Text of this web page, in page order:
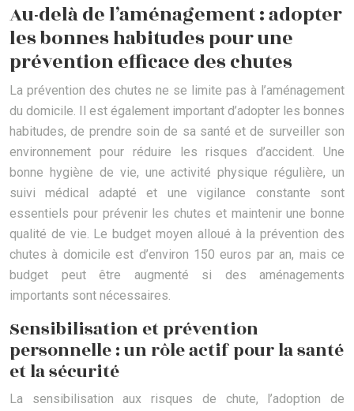
Au-delà de l’aménagement : adopter
les bonnes habitudes pour une
prévention efficace des chutes
La prévention des chutes ne se limite pas à l’aménagement
du domicile. Il est également important d’adopter les bonnes
habitudes, de prendre soin de sa santé et de surveiller son
environnement pour réduire les risques d’accident. Une
bonne hygiène de vie, une activité physique régulière, un
suivi médical adapté et une vigilance constante sont
essentiels pour prévenir les chutes et maintenir une bonne
qualité de vie. Le budget moyen alloué à la prévention des
chutes à domicile est d’environ 150 euros par an, mais ce
budget peut être augmenté si des aménagements
importants sont nécessaires.
Sensibilisation et prévention
personnelle : un rôle actif pour la santé
et la sécurité
La sensibilisation aux risques de chute, l’adoption de